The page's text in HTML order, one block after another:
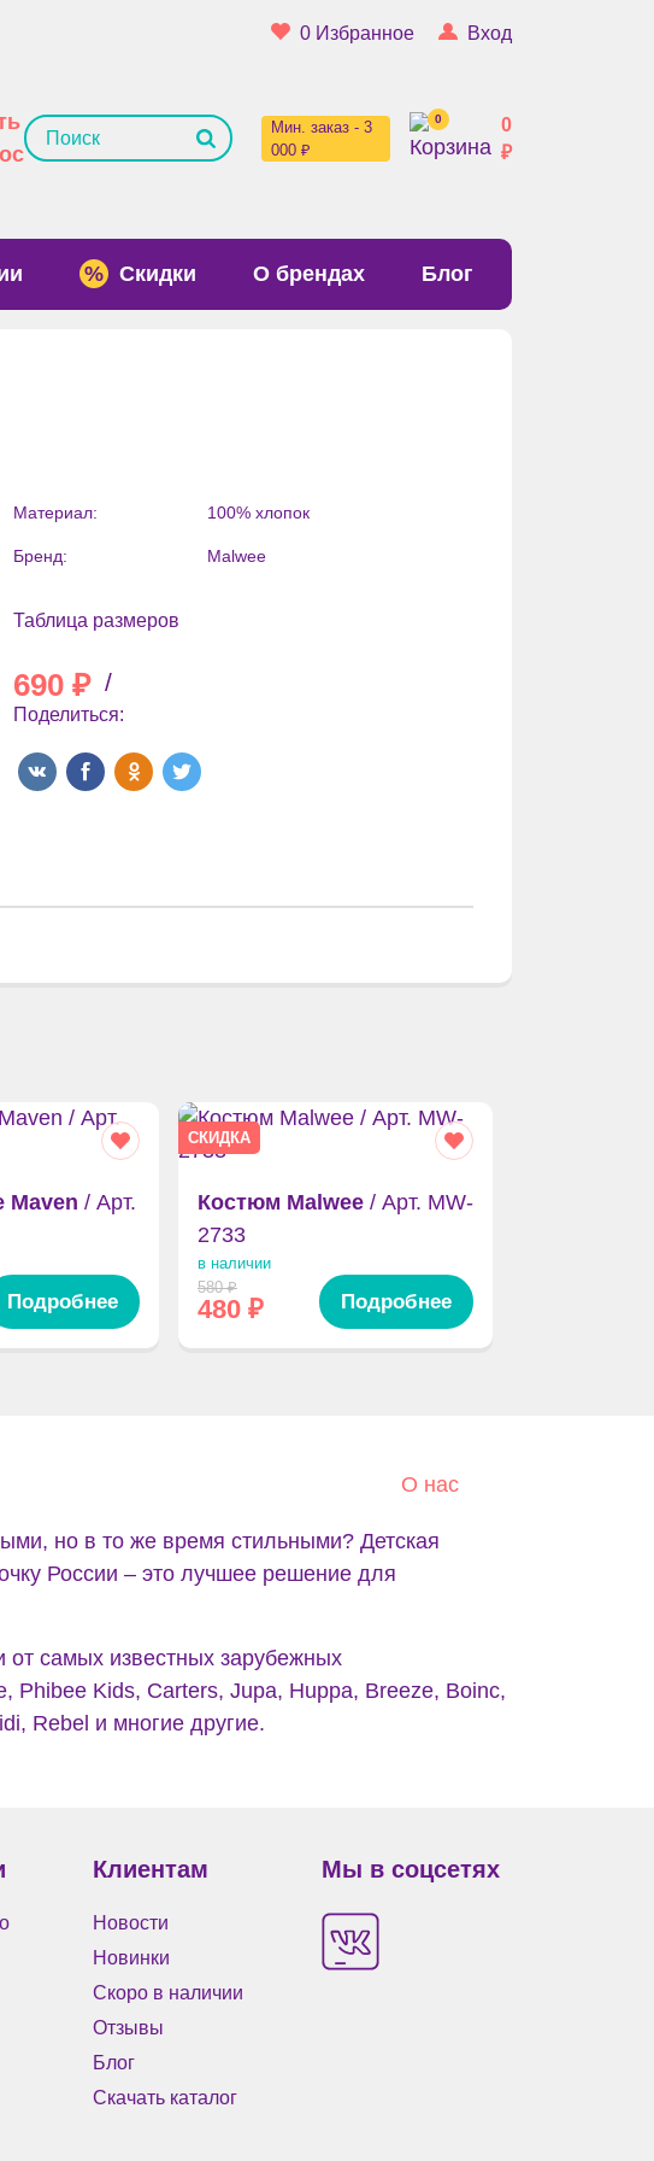
0 Избранное Вход
Мин. заказ - 3
000 ₽
0
0
₽
Скидки О брендах Блог
Материал: 100% хлопок
Бренд: Malwee
Таблица размеров
690 ₽ /
Поделиться:
Maven / Арт.
Подробнее
СКИДКА
Костюм Malwee / Арт. MW-
2733
в наличии
580₽
480 ₽ Подробнее
О нас
но в то же время стильными? Детская
России – это лучшее решение для
самых известных зарубежных
Phibee Kids, Carters, Jupa, Huppa, Breeze, Boinc,
Rebel и многие другие.
Клиентам
Новости
Новинки
Скоро в наличии
Отзывы
Блог
Скачать каталог
Мы в соцсетях